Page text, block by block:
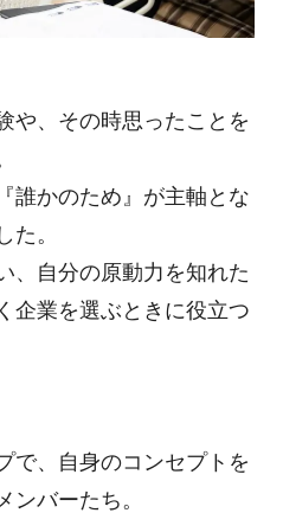
や、その時思ったことを
誰かのため』が主軸とな
た。
、自分の原動力を知れた
企業を選ぶときに役立つ
で、自身のコンセプトを
ンバーたち。